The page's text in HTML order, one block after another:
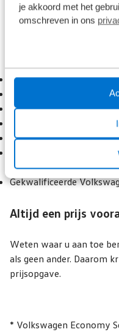
je akkoord met het
omschreven in ons
Altijd een offerte vooraf,
Gratis pechhulp in
Kleine reparaties direct
Altijd gebruik van
Altijd vervangend
4 jaar reparatie op
werkzaamheden
Gekwalificeerde
Altijd een prijs
Weten waar u aan toe
als geen ander. Daarom
prijsopgave.
* Volkswagen Economy